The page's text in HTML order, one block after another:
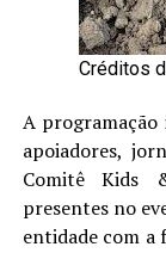
Créditos
A programação
apoiadores,
Comitê Kids
presentes no
entidade com a